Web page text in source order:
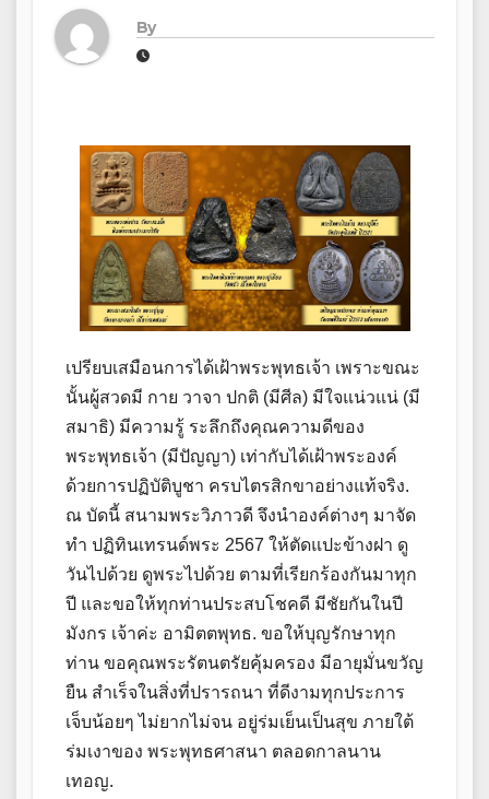
By
เปรียบเสมือนการได้เฝ้าพระพุทธเจ้า เพราะขณะ
นั้นผู้สวดมี กาย วาจา ปกติ (มีศีล) มีใจแน่วแน่ (มี
สมาธิ) มีความรู้ ระลึกถึงคุณความดีของ
พระพุทธเจ้า (มีปัญญา) เท่ากับได้เฝ้าพระองค์
ด้วยการปฏิบัติบูชา ครบไตรสิกขาอย่างแท้จริง.
ณ บัดนี้ สนามพระวิภาวดี จึงนำองค์ต่างๆ มาจัด
ทำ ปฏิทินเทรนด์พระ 2567 ให้ตัดแปะข้างฝา ดู
วันไปด้วย ดูพระไปด้วย ตามที่เรียกร้องกันมาทุก
ปี และขอให้ทุกท่านประสบโชคดี มีชัยกันในปี
มังกร เจ้าค่ะ อามิตตพุทธ. ขอให้บุญรักษาทุก
ท่าน ขอคุณพระรัตนตรัยคุ้มครอง มีอายุมั่นขวัญ
ยืน สําเร็จในสิ่งที่ปรารถนา ที่ดีงามทุกประการ
เจ็บน้อยๆ ไม่ยากไม่จน อยู่ร่มเย็นเป็นสุข ภายใต้
ร่มเงาของ พระพุทธศาสนา ตลอดกาลนาน
เทอญ.